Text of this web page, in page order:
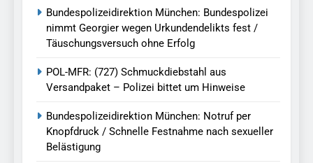
Bundespolizeidirektion München: Bundespolizei
nimmt Georgier wegen Urkundendelikts fest /
Täuschungsversuch ohne Erfolg
POL-MFR: (727) Schmuckdiebstahl aus
Versandpaket – Polizei bittet um Hinweise
Bundespolizeidirektion München: Notruf per
Knopfdruck / Schnelle Festnahme nach sexueller
Belästigung